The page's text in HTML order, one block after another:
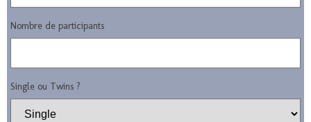
Nombre de participants
Single ou Twins ?